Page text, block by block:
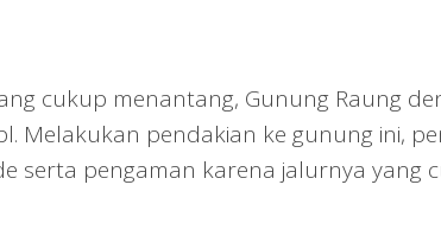
cukup menantang, Gunung Raung
Melakukan pendakian ke gunung ini,
serta pengaman karena jalurnya yang